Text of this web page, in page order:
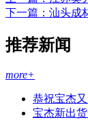
下一篇 ：汕头成
推荐新闻
more+
恭祝宝杰
宝杰新出